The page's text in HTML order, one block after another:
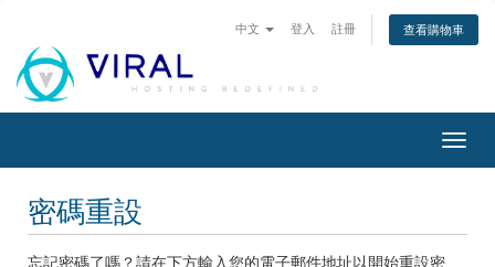
中文 登入 註冊 查看購物車
切
換
密碼重設
忘記密碼了嗎？請在下方輸入您的電子郵件地址以開始重設密